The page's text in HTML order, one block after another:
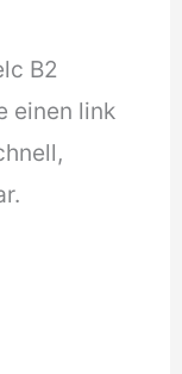
B2
einen link